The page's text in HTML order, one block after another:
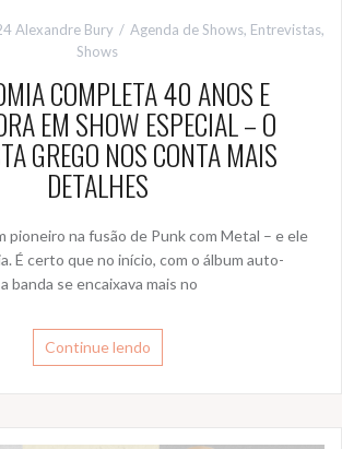
Alexandre Bury Agenda de Shows, Entrevistas,
Shows
COMPLETA 40 ANOS E
EM SHOW ESPECIAL – O
GREGO NOS CONTA MAIS
DETALHES
pioneiro na fusão de Punk com Metal – e ele
É certo que no início, com o álbum auto-
banda se encaixava mais no
Continue lendo